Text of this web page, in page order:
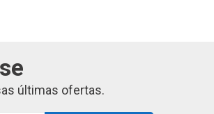
últimas ofertas.